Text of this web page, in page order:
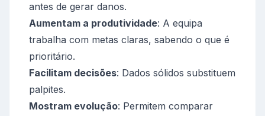
antes de gerar danos.
Aumentam a produtividade: A equipa
trabalha com metas claras, sabendo o que é
prioritário.
Facilitam decisões: Dados sólidos substituem
palpites.
Mostram evolução: Permitem comparar